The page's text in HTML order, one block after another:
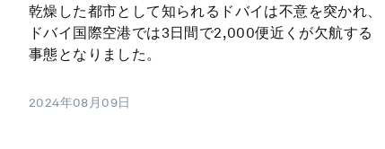
乾燥した都市として知られるドバイは不意を突かれ、
ドバイ国際空港では3日間で2,000便近くが欠航する
事態となりました。
2024年08月09日